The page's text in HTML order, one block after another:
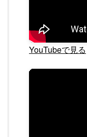
YouTubeで見る